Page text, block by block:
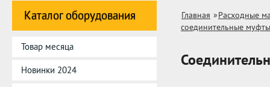
Каталог оборудования
Товар месяца
Новинки 2024
Главная »Расходные
соединительные